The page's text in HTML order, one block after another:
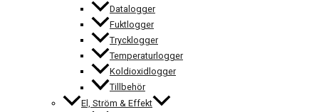
Datalogger
Fuktlogger
Trycklogger
Temperaturlogger
Koldioxidlogger
Tillbehör
El, Ström & Effekt